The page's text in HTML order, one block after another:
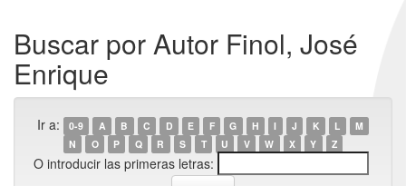
Buscar por Autor Finol, José
Enrique
Ir a: 0-9 A B C D E F G H I J K L
M
N
O P Q R S T U V W X Y Z
O introducir las primeras letras: